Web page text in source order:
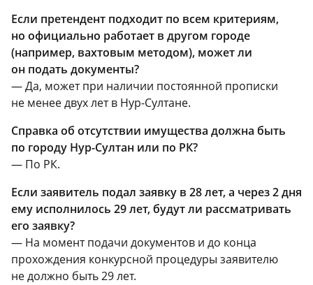
Если претендент подходит по всем критериям,
но официально работает в другом городе
(например, вахтовым методом), может ли
он подать документы?
— Да, может при наличии постоянной прописки
не менее двух лет в Нур-Султане.
Справка об отсутствии имущества должна быть
по городу Нур-Султан или по РК?
— По РК.
Если заявитель подал заявку в 28 лет, а через 2 дня
ему исполнилось 29 лет, будут ли рассматривать
его заявку?
— На момент подачи документов и до конца
прохождения конкурсной процедуры заявителю
не должно быть 29 лет.